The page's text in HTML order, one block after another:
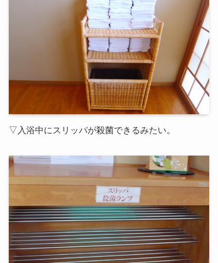
▽入浴中にスリッパが殺菌できるみたい。